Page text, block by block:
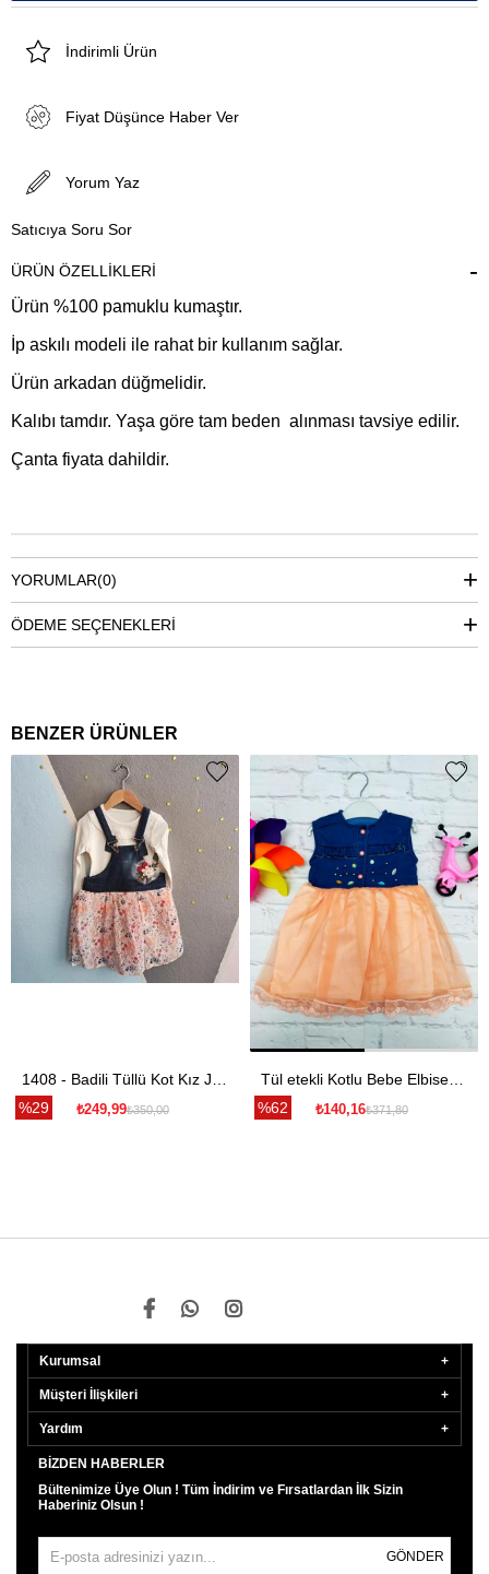
İndirimli Ürün
Fiyat Düşünce Haber Ver
Yorum Yaz
Satıcıya Soru Sor
ÜRÜN ÖZELLIKLERI
Ürün %100 pamuklu kumaştır.
İp askılı modeli ile rahat bir kullanım sağlar.
Ürün arkadan düğmelidir.
Kalıbı tamdır. Yaşa göre tam beden alınması tavsiye edilir.
Çanta fiyata dahildir.
YORUMLAR(0)
ÖDEME SEÇENEKLERI
BENZER ÜRÜNLER
₺249,99₺350,00
%29 ₺140,16₺371,80
%62
Kurumsal
Müşteri İlişkileri
Yardım
BIZDEN HABERLER
Bültenimize Üye Olun ! Tüm İndirim ve Fırsatlardan İlk Sizin
Haberiniz Olsun !
GÖNDER